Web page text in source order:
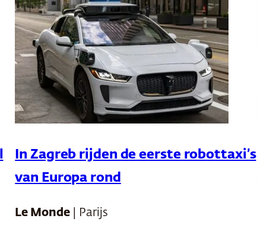
In Zagreb rijden de eerste robottaxi’s
van Europa rond
Le Monde | Parijs